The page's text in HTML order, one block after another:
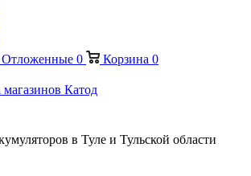
Отложенные 0 Корзина 0
магазинов Катод
в Туле и Тульской области